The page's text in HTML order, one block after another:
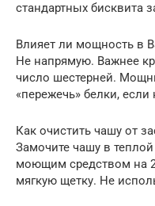
стандартных бисквита
Влияет ли мощность в
Не напрямую. Важнее
число шестерней.
«пережечь» белки,
Как очистить чашу от
Замочите чашу в
моющим средством на
мягкую щетку. Не